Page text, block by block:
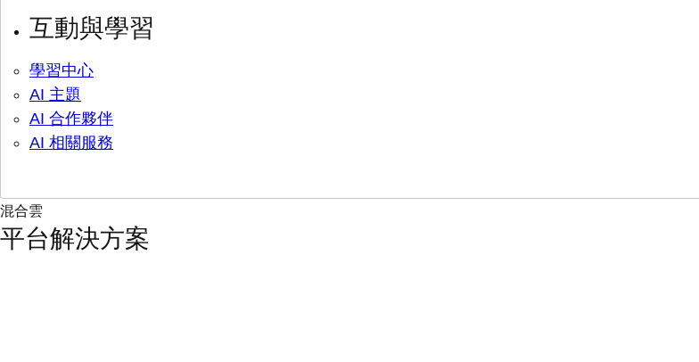
互動與學習
學習中心
AI 主題
AI 合作夥伴
AI 相關服務
混合雲
平台解決方案